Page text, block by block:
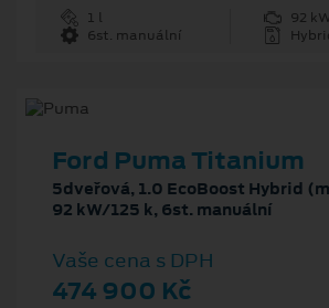
1 l
92
6st. manuální
Ford Puma Titanium
5dveřová, 1.0 EcoBoost Hybrid
92 kW/125 k, 6st. manuální
Vaše cena s DPH
474 900 Kč